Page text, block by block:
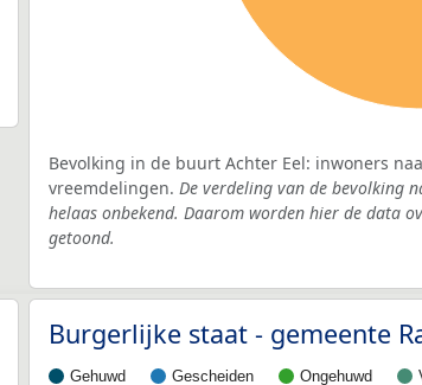
Bevolking in de buurt Achter Eel: inwoners
vreemdelingen. De verdeling van de bevolking
helaas onbekend. Daarom worden hier de data
getoond.
Burgerlijke staat - gemeente
Gehuwd Gescheiden Ongehuwd